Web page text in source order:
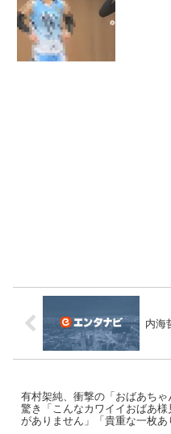
内海
有村架純、衝撃の「おばあちゃ
驚き「こんなカワイイおばあ様
がありません」「貴重な一枚あ